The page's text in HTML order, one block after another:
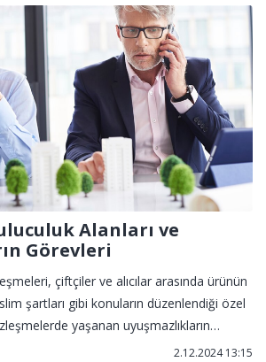
Alanları ve
Görevleri
çiftçiler ve alıcılar arasında ürünün
şartları gibi konuların düzenlendiği özel
yaşanan uyuşmazlıkların
devreye girmesi, hızlı ve2.12.2024 13:15